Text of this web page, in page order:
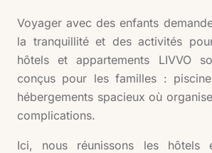
Voyager avec des enfants
la tranquillité et des activités
hôtels et appartements LIVVO
conçus pour les familles :
hébergements spacieux où
complications.
Ici, nous réunissons les hôtels